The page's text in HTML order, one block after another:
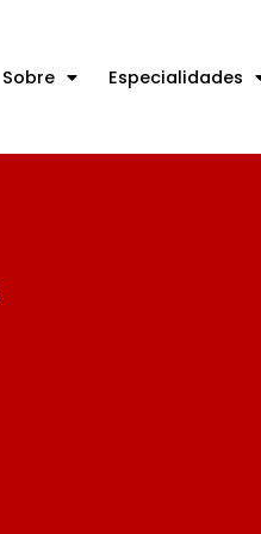
Sobre Especialidades